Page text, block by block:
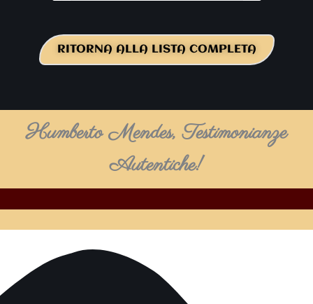
RITORNA ALLA LISTA COMPLETA
Humberto Mendes, Testimonianze
Autentiche!